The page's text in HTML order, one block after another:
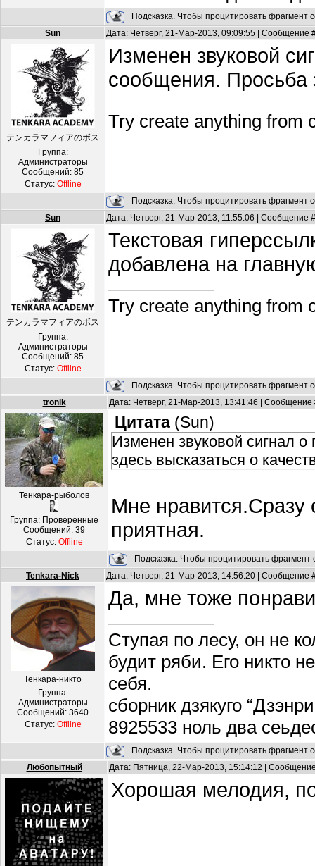
Подсказка. Чтобы процитировать фрагмент
Sun
Дата: Четверг, 21-Мар-2013, 09:09:55 | Сообщение
テンカラマフィアのボス
Группа:
Администраторы
Сообщений: 85
Статус: Offline
Изменен звуковой
сообщения. Просьба
Try create anything from
Подсказка. Чтобы процитировать фрагмент
Sun
Дата: Четверг, 21-Мар-2013, 11:55:06 | Сообщение
テンカラマフィアのボス
Группа:
Администраторы
Сообщений: 85
Статус: Offline
Текстовая
добавлена на
Try create anything from
Подсказка. Чтобы процитировать фрагмент
tronik
Дата: Четверг, 21-Мар-2013, 13:41:46 |
Тенкара-рыболов
Группа: Проверенные
Сообщений: 39
Статус: Offline
Цитата (Sun)
Изменен звуковой сигнал
здесь высказаться о
Мне
приятная.
Подсказка. Чтобы процитировать
Tenkara-Nick
Дата: Четверг, 21-Мар-2013, 14:56:20 | Сообщение
Тенкара-никто
Группа:
Администраторы
Сообщений: 3640
Статус: Offline
Да, мне тоже
Ступая по лесу, он не
будит ряби. Его никто
себя.
сборник дзякуго
8925533 ноль два
Подсказка. Чтобы процитировать фрагмент
Любопытный
Дата: Пятница, 22-Мар-2013, 15:14:12 |
Хорошая мелодия,